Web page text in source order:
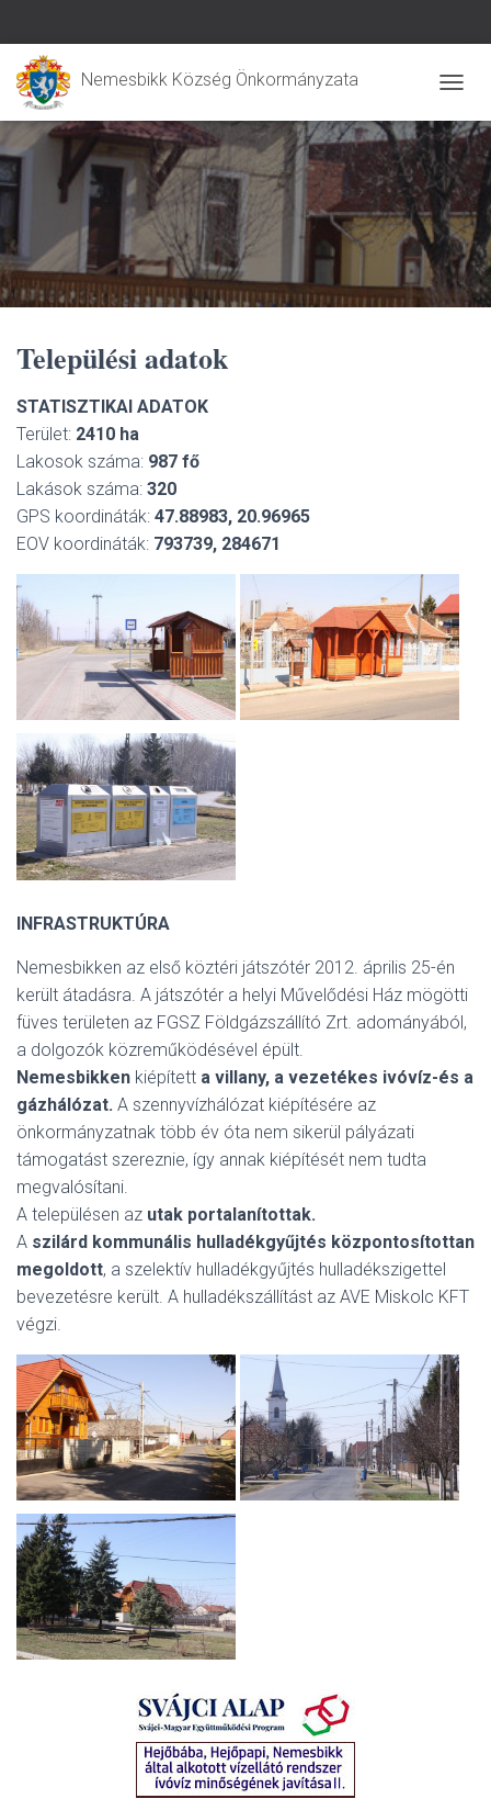
Nemesbikk Község Önkormányzata
A
V
I
G
Á
C
Ó
B
E
S
A
Települési adatok
STATISZTIKAI ADATOK
Terület: 2410 ha
Lakosok száma: 987 fő
Lakások száma: 320
GPS koordináták: 47.88983, 20.96965
EOV koordináták: 793739, 284671
INFRASTRUKTÚRA
Nemesbikken az első köztéri játszótér 2012. április 25-én
került átadásra. A játszótér a helyi Művelődési Ház mögötti
füves területen az FGSZ Földgázszállító Zrt. adományából,
a dolgozók közreműködésével épült.
Nemesbikken kiépített a villany, a vezetékes ivóvíz-és a
gázhálózat. A szennyvízhálózat kiépítésére az
önkormányzatnak több év óta nem sikerül pályázati
támogatást szereznie, így annak kiépítését nem tudta
megvalósítani.
A településen az utak portalanítottak.
A szilárd kommunális hulladékgyűjtés központosítottan
megoldott, a szelektív hulladékgyűjtés hulladékszigettel
bevezetésre került. A hulladékszállítást az AVE Miskolc KFT
végzi.